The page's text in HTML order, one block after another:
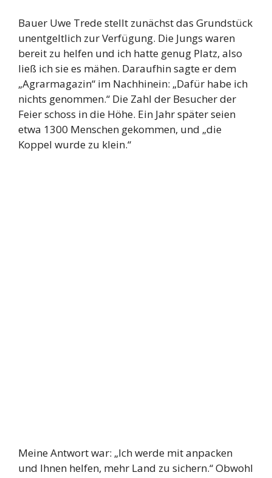
Bauer Uwe Trede stellt zunächst das Grundstück
unentgeltlich zur Verfügung. Die Jungs waren
bereit zu helfen und ich hatte genug Platz, also
ließ ich sie es mähen. Daraufhin sagte er dem
„Agrarmagazin“ im Nachhinein: „Dafür habe ich
nichts genommen.“ Die Zahl der Besucher der
Feier schoss in die Höhe. Ein Jahr später seien
etwa 1300 Menschen gekommen, und „die
Koppel wurde zu klein.“
Meine Antwort war: „Ich werde mit anpacken
und Ihnen helfen, mehr Land zu sichern.“ Obwohl